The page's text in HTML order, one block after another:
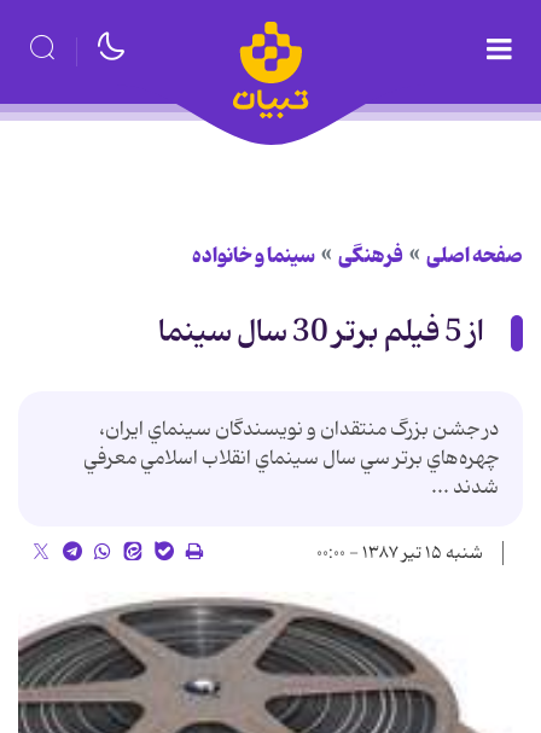
صفحه اصلی فرهنگی سینما و خانواده
از 5 فيلم برتر 30 سال سينما
در جشن بزرگ منتقدان و نويسندگان سينماي ايران،
چهره‌هاي برتر سي سال سينماي انقلاب اسلامي معرفي
شدند ...
شنبه ۱۵ تیر ۱۳۸۷ - ۰۰:۰۰